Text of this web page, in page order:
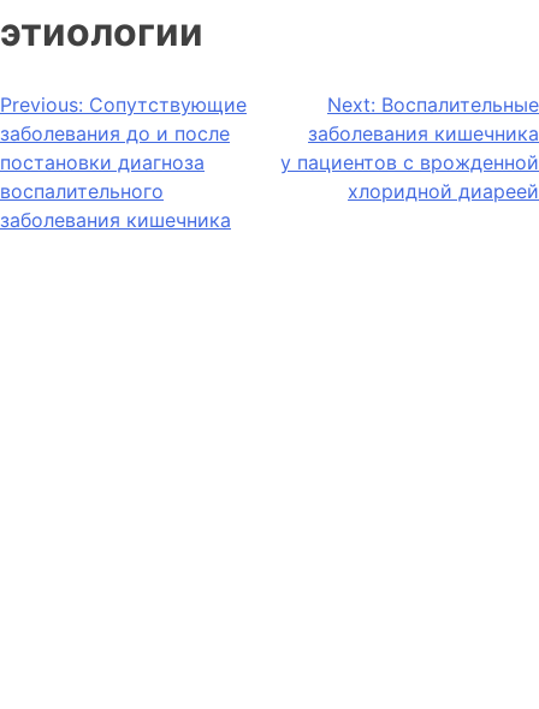
этиологии
Previous: Сопутствующие
заболевания до и после
постановки диагноза
воспалительного
заболевания кишечника
Next: Воспалительные
заболевания кишечника
у пациентов с врожденной
хлоридной диареей